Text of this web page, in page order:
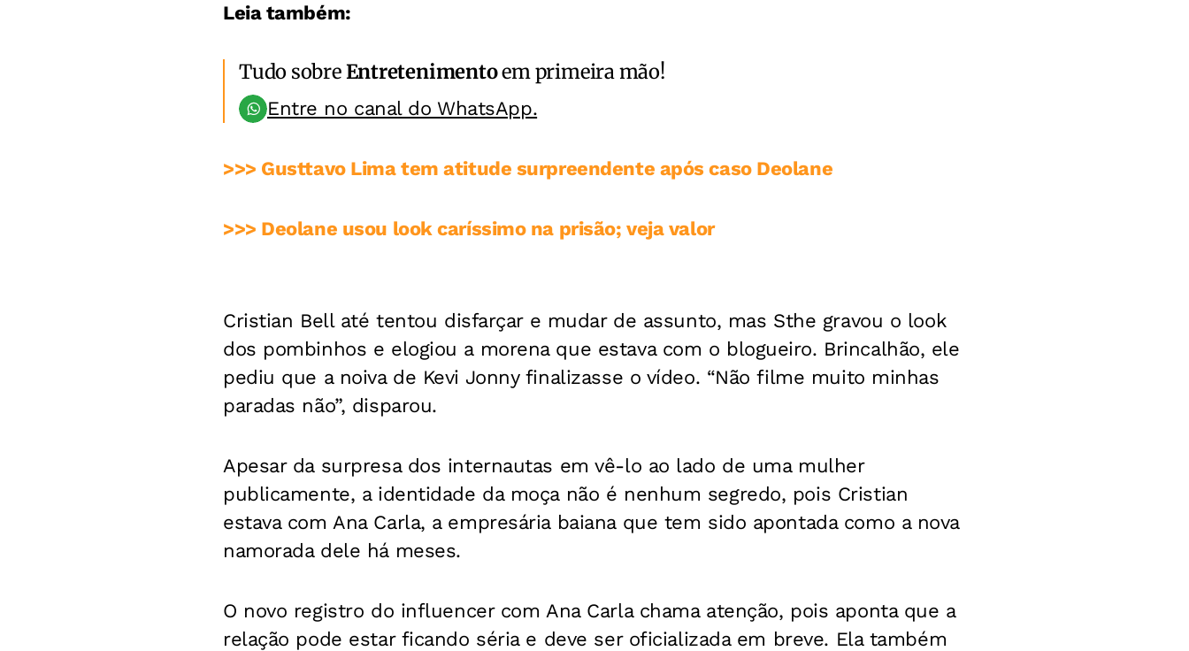
Leia também:
Tudo sobreEntretenimentoem primeira mão!
Entre no canal do WhatsApp.
>>> Gusttavo Lima tem atitude surpreendente após caso Deolane
>>> Deolane usou look caríssimo na prisão; veja valor
Cristian Bell até tentou disfarçar e mudar de assunto, mas Sthe gravou o look
dos pombinhos e elogiou a morena que estava com o blogueiro. Brincalhão, ele
pediu que a noiva de Kevi Jonny finalizasse o vídeo. “Não filme muito minhas
paradas não”, disparou.
Apesar da surpresa dos internautas em vê-lo ao lado de uma mulher
publicamente, a identidade da moça não é nenhum segredo, pois Cristian
estava com Ana Carla, a empresária baiana que tem sido apontada como a nova
namorada dele há meses.
O novo registro do influencer com Ana Carla chama atenção, pois aponta que a
relação pode estar ficando séria e deve ser oficializada em breve. Ela também